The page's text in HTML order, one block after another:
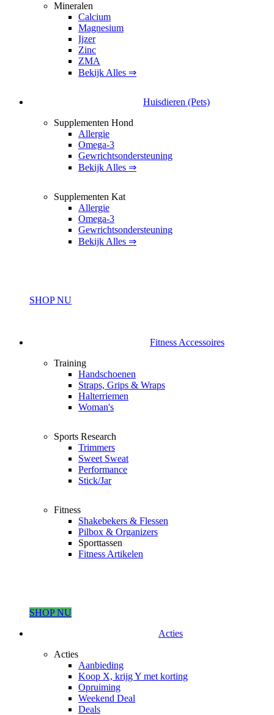
Mineralen
Calcium
Magnesium
Ijzer
Zinc
ZMA
Bekijk Alles ⇒
Huisdieren (Pets)
Supplementen Hond
Allergie
Omega-3
Gewrichtsondersteuning
Bekijk Alles ⇒
Supplementen Kat
Allergie
Omega-3
Gewrichtsondersteuning
Bekijk Alles ⇒
SHOP NU
Fitness Accessoires
Training
Handschoenen
Straps, Grips & Wraps
Halterriemen
Woman's
Sports Research
Trimmers
Sweet Sweat
Performance
Stick/Jar
Fitness
Shakebekers & Flessen
Pilbox & Organizers
Sporttassen
Fitness Artikelen
SHOP NU
Acties
Acties
Aanbieding
Koop X, krijg Y met korting
Opruiming
Weekend Deal
Deals